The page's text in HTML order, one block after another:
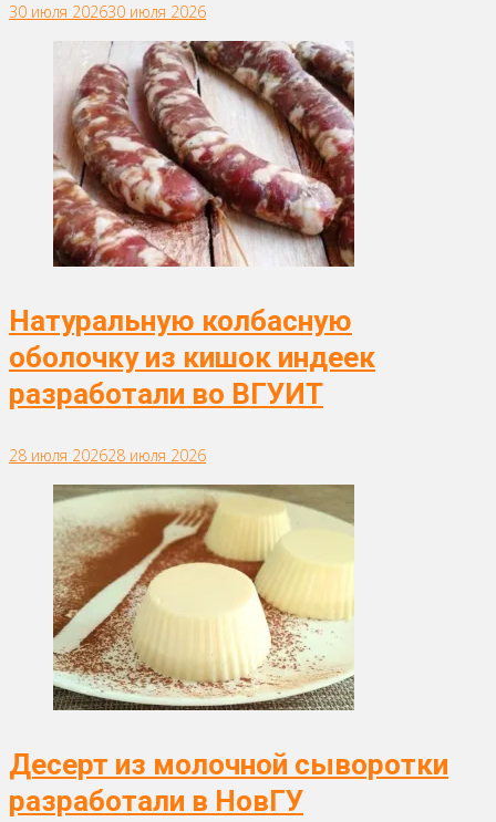
30 июля 202630 июля 2026
Натуральную колбасную
оболочку из кишок индеек
разработали во ВГУИТ
28 июля 202628 июля 2026
Десерт из молочной сыворотки
разработали в НовГУ